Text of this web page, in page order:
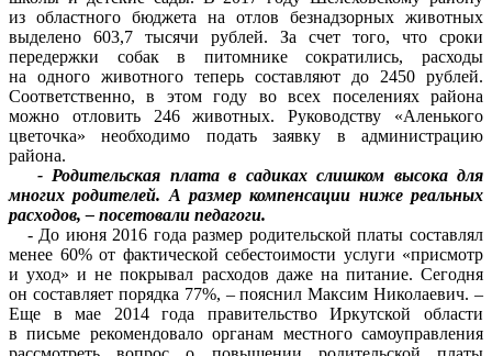
из областного бюджета на отлов безнадзорных животных
выделено 603,7 тысячи рублей. За счет того, что сроки
передержки собак в питомнике сократились, расходы
на одного животного теперь составляют до 2450 рублей.
Соответственно, в этом году во всех поселениях района
можно отловить 246 животных. Руководству «Аленького
цветочка» необходимо подать заявку в администрацию
района.
- Родительская плата в садиках слишком высока для
многих родителей. А размер компенсации ниже реальных
расходов, – посетовали педагоги.
- До июня 2016 года размер родительской платы составлял
менее 60% от фактической себестоимости услуги «присмотр
и уход» и не покрывал расходов даже на питание. Сегодня
он составляет порядка 77%, – пояснил Максим Николаевич. –
Еще в мае 2014 года правительство Иркутской области
в письме рекомендовало органам местного самоуправления